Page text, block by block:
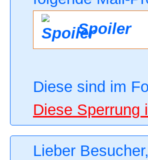
Spoiler
Diese sind im
Diese Sperrung
Lieber